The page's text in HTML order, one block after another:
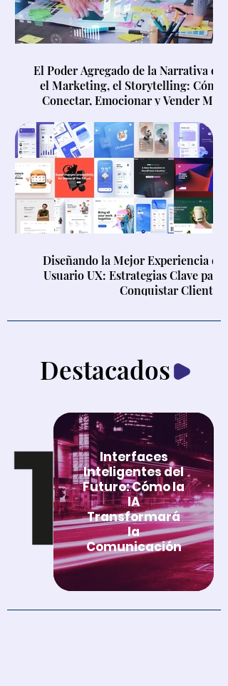
El Poder Agregado de la Narrativa en
el Marketing, el Storytelling: Cómo
Conectar, Emocionar y Vender Más
Diseñando la Mejor Experiencia de
Usuario UX: Estrategias Clave para
Conquistar Clientes
Destacados
Interfaces
Inteligentes del
Futuro: Cómo la
IA
Transformará
la
Comunicación